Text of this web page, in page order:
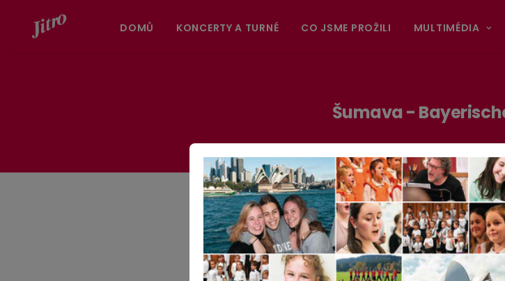
DOMŮ KONCERTY A TURNÉ CO JSME PROŽILI MULTIMÉDIA
Šumava -
Vrátili jsme se z již tradičního Festivalu duchovní
krásné 3 dny v malebné krajině a svým zpěvem udělali
hranice.Prohlédněte si fotografie!